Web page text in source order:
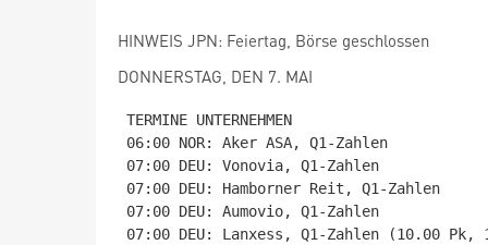
HINWEIS JPN: Feiertag, Börse geschlossen
DONNERSTAG, DEN 7. MAI
TERMINE UNTERNEHMEN
06:00 NOR: Aker ASA, Q1-Zahlen
07:00 DEU: Vonovia, Q1-Zahlen
07:00 DEU: Hamborner Reit, Q1-Zahlen
07:00 DEU: Aumovio, Q1-Zahlen
07:00 DEU: Lanxess, Q1-Zahlen (10.00 Pk,